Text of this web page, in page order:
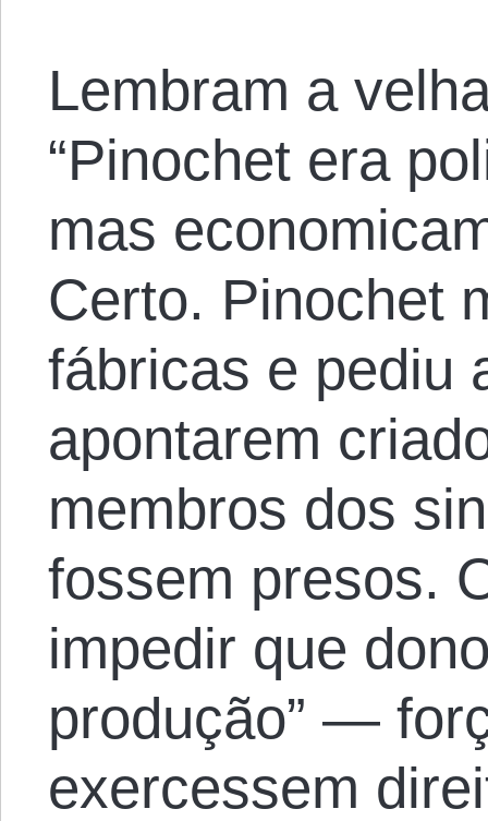
Lembram a
“Pinochet era
mas
Certo. Pinochet
fábricas e pediu
apontarem
membros dos
fossem presos.
impedir que
produção” —
exercessem